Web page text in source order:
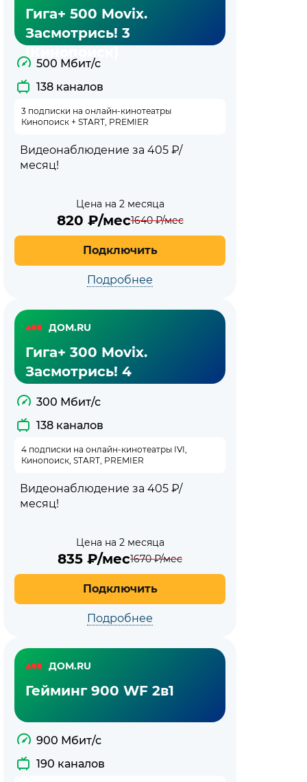
Гига+ 500 Movix.
Засмотрись! 3
(Кинопоиск)
500 Мбит/с
138 каналов
3 подписки на онлайн-кинотеатры
Кинопоиск + START, PREMIER
Видеонаблюдение за 405 ₽/
месяц!
Цена на 2 месяца
820 ₽/мес1640₽/мес
Подключить
Подробнее
ДОМ.RU
Гига+ 300 Movix.
Засмотрись! 4
300 Мбит/с
138 каналов
4 подписки на онлайн-кинотеатры IVI,
Кинопоиск, START, PREMIER
Видеонаблюдение за 405 ₽/
месяц!
Цена на 2 месяца
835 ₽/мес1670₽/мес
Подключить
Подробнее
ДОМ.RU
Гейминг 900 WF 2в1
900 Мбит/с
190 каналов